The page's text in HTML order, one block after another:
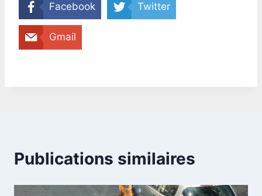
Facebook Twitter
Gmail
Publications similaires